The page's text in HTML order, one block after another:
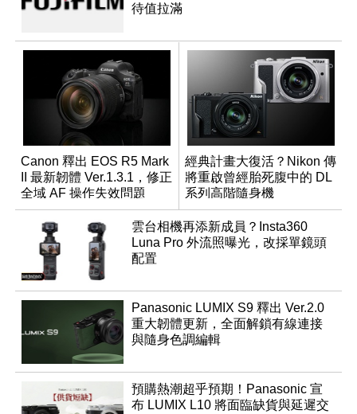
待值拉滿
Canon 釋出 EOS R5 Mark
II 最新韌體 Ver.1.3.1，修正
全域 AF 操作失效問題
經典計畫大復活？Nikon 傳
將重啟曾經胎死腹中的 DL
系列高階隨身機
雲台相機再添新成員？Insta360
Luna Pro 外流照曝光，改採單鏡頭
配置
Panasonic LUMIX S9 釋出 Ver.2.0
重大韌體更新，全面解鎖有線連接
與隨身色調編輯
預購熱潮超乎預期！Panasonic 宣
布 LUMIX L10 將面臨缺貨與延遲交